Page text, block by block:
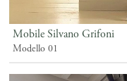
Mobile Silvano Grifoni
Modello 01